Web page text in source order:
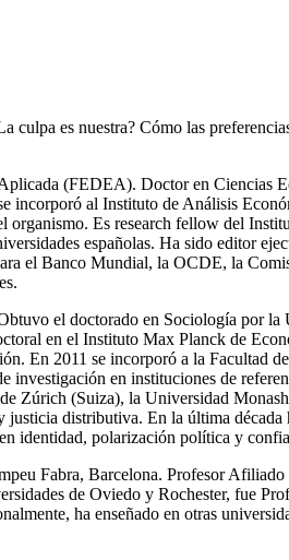
es nuestra? Cómo las
(FEDEA). Doctor en Ciencias
incorporó al Instituto de Análisis
organismo. Es research fellow del
españolas. Ha sido editor
el Banco Mundial, la OCDE, la
el doctorado en Sociología por
en el Instituto Max Planck de
En 2011 se incorporó a la Facultad
en instituciones de
Zúrich (Suiza), la Universidad
distributiva. En la última
identidad, polarización política y
Fabra, Barcelona. Profesor Afiliado
de Oviedo y Rochester, fue
ha enseñado en otras